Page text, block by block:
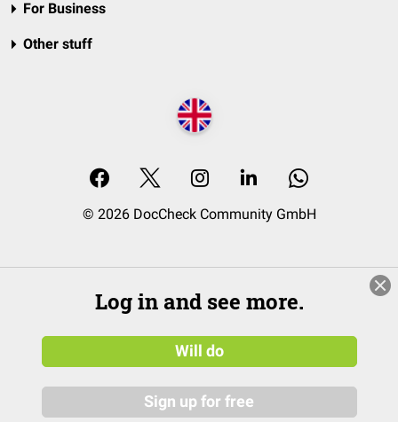
For Business
Other stuff
© 2026 DocCheck Community GmbH
Log in and see more.
Will do
Sign up for free